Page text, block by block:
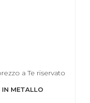
a Te riservato
METALLO